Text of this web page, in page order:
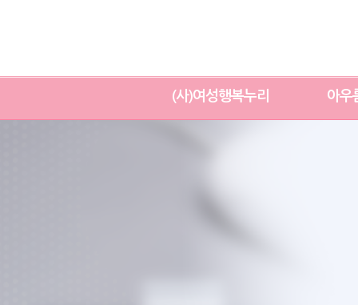
(사)여성행복누리 아우